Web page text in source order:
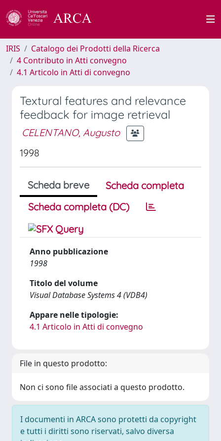
IRIS
Catalogo dei Prodotti della Ricerca
4 Contributo in Atti convegno
4.1 Articolo in Atti di convegno
Textural features and relevance
feedback for image retrieval
CELENTANO, Augusto
1998
Scheda breve
Scheda completa
Scheda completa (DC)
Anno pubblicazione
1998
Titolo del volume
Visual Database Systems 4 (VDB4)
Appare nelle tipologie:
4.1 Articolo in Atti di convegno
File in questo prodotto:
Non ci sono file associati a questo prodotto.
I documenti in ARCA sono protetti da copyright
e tutti i diritti sono riservati, salvo diversa